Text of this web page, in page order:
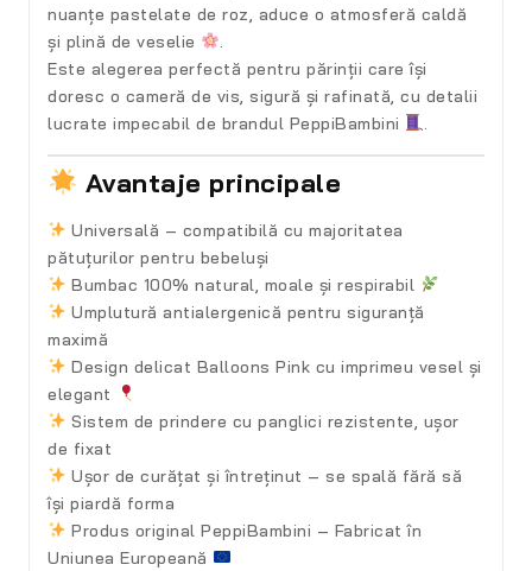
nuanțe pastelate de roz, aduce o atmosferă caldă
și plină de veselie
.
Este alegerea perfectă pentru părinții care își
doresc o cameră de vis, sigură și rafinată, cu detalii
lucrate impecabil de brandul PeppiBambini .
Avantaje principale
Universală – compatibilă cu majoritatea
pătuțurilor pentru bebeluși
Bumbac 100% natural, moale și respirabil
Umplutură antialergenică pentru siguranță
maximă
Design delicat Balloons Pink cu imprimeu vesel și
elegant
Sistem de prindere cu panglici rezistente, ușor
de fixat
Ușor de curățat și întreținut – se spală fără să
își piardă forma
Produs originalPeppiBambini – Fabricat în
Uniunea Europeană